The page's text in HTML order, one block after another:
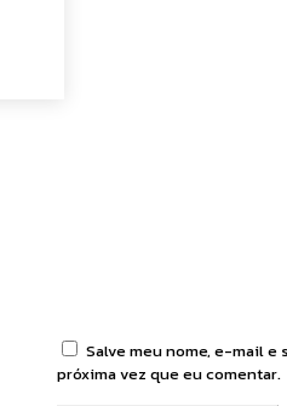
Salve meu nome, e-mail e
próxima vez que eu comentar.